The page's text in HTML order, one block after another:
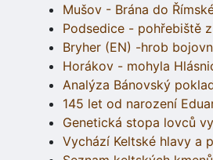
Mušov - Brána do
Podsedice - pohřebiště
Bryher (EN) -hrob
Horákov - mohyla
Analýza Bánovský
145 let od narození
Genetická stopa lovců
Vychází Keltské hlavy a